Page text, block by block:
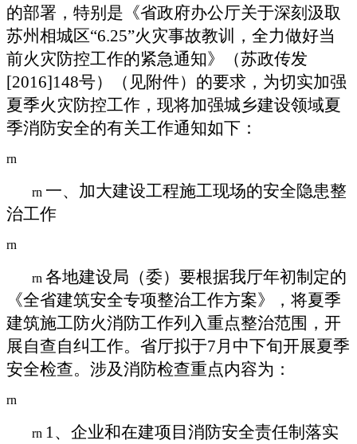
的部署，特别是《省政府办公厅关于深刻汲取
苏州相城区“6.25”火灾事故教训，全力做好当
前火灾防控工作的紧急通知》（苏政传发
[2016]148号）（见附件）的要求，为切实加强
夏季火灾防控工作，现将加强城乡建设领域夏
季消防安全的有关工作通知如下：
rn
rn 一、加大建设工程施工现场的安全隐患整
治工作
rn
rn 各地建设局（委）要根据我厅年初制定的
《全省建筑安全专项整治工作方案》，将夏季
建筑施工防火消防工作列入重点整治范围，开
展自查自纠工作。省厅拟于7月中下旬开展夏季
安全检查。涉及消防检查重点内容为：
rn
rn 1、企业和在建项目消防安全责任制落实